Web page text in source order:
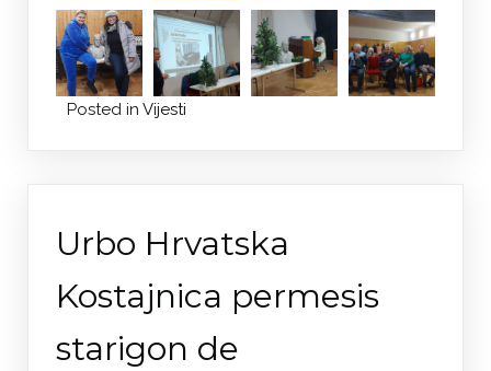
Posted in Vijesti
Urbo Hrvatska
Kostajnica permesis
starigon de